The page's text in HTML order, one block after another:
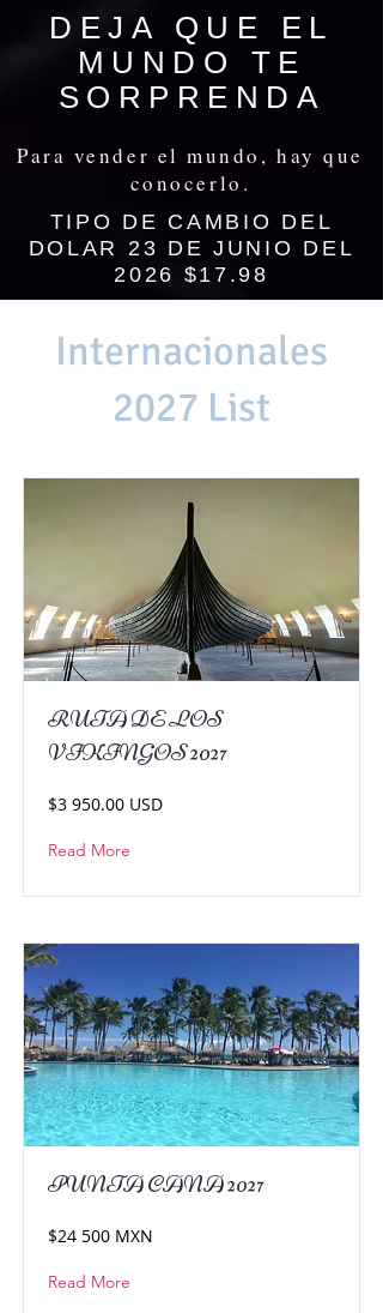
DEJA QUE EL
MUNDO TE
SORPRENDA
Para vender el mundo, hay que
conocerlo.
TIPO DE CAMBIO DEL
DOLAR 23 DE JUNIO DEL
2026 $17.98
Internacionales
2027 List
RUTA DE LOS
VIKINGOS 2027
$3 950.00 USD
Read More
PUNTA CANA 2027
$24 500 MXN
Read More